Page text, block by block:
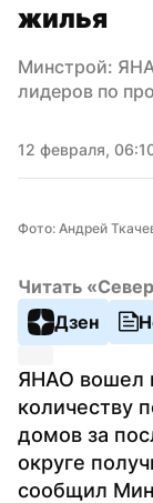
жилья
Минстрой:
лидеров по
12 февраля,
Фото: Андрей
Читать
Дзен
ЯНАО вошел
количеству
домов за
округе
сообщил